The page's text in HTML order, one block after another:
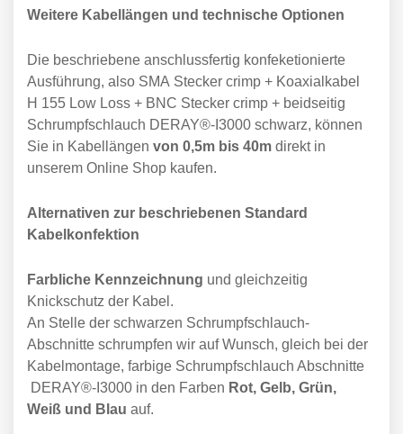
Weitere Kabellängen und technische Optionen
Die beschriebene anschlussfertig konfeketionierte
Ausführung, also SMA Stecker crimp + Koaxialkabel
H 155 Low Loss + BNC Stecker crimp + beidseitig
Schrumpfschlauch DERAY®-I3000 schwarz, können
Sie in Kabellängen von 0,5m bis 40m direkt in
unserem Online Shop kaufen.
Alternativen zur beschriebenen Standard
Kabelkonfektion
Farbliche Kennzeichnung und gleichzeitig
Knickschutz der Kabel.
An Stelle der schwarzen Schrumpfschlauch-
Abschnitte schrumpfen wir auf Wunsch, gleich bei der
Kabelmontage, farbige Schrumpfschlauch Abschnitte
DERAY®-I3000 in den Farben Rot, Gelb, Grün,
Weiß und Blau auf.